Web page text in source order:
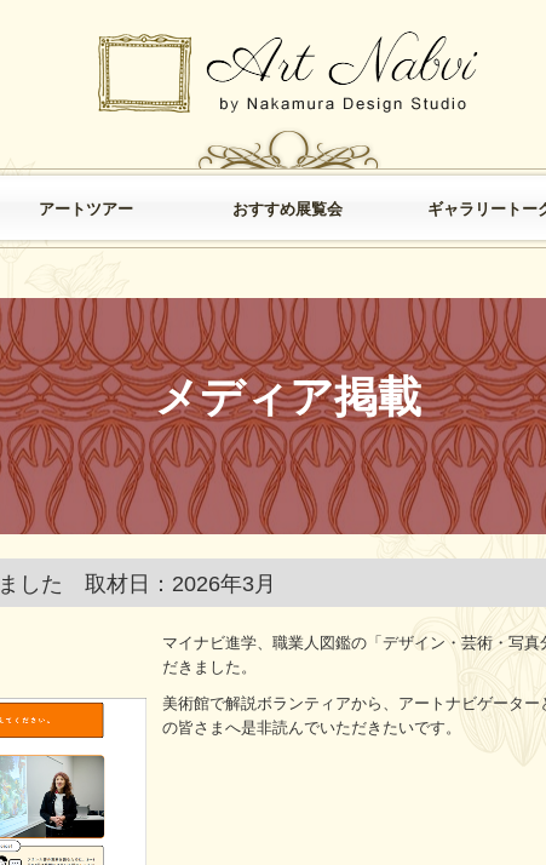
アートツアー おすすめ展覧会 ギャラリートー
メディア掲載
した 取材日：2026年3月
マイナビ進学、職業人図鑑の「デザイン・芸術・写
だきました。
美術館で解説ボランティアから、アートナビゲータ
の皆さまへ是非読んでいただきたいです。